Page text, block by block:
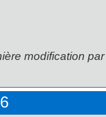
modification